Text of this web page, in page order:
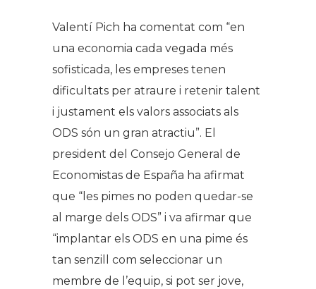
Valentí Pich ha comentat com “en
una economia cada vegada més
sofisticada, les empreses tenen
dificultats per atraure i retenir talent
i justament els valors associats als
ODS són un gran atractiu”. El
president del Consejo General de
Economistas de España ha afirmat
que “les pimes no poden quedar-se
al marge dels ODS” i va afirmar que
“implantar els ODS en una pime és
tan senzill com seleccionar un
membre de l’equip, si pot ser jove,